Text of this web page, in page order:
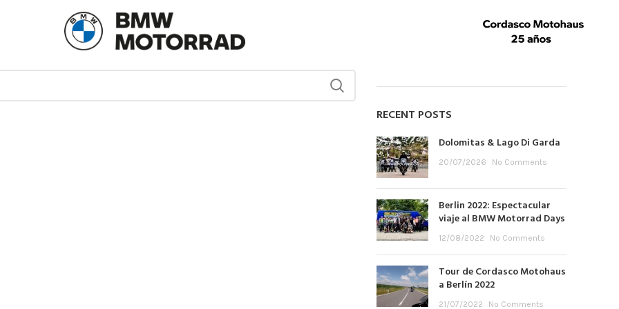
help find a related post.
RECENT POSTS
Dolomitas & Lago Di Garda
20/07/2026 No Comments
Berlin 2022: Espectacular
viaje al BMW Motorrad Days
12/08/2022 No Comments
Tour de Cordasco Motohaus
a Berlín 2022
21/07/2022 No Comments